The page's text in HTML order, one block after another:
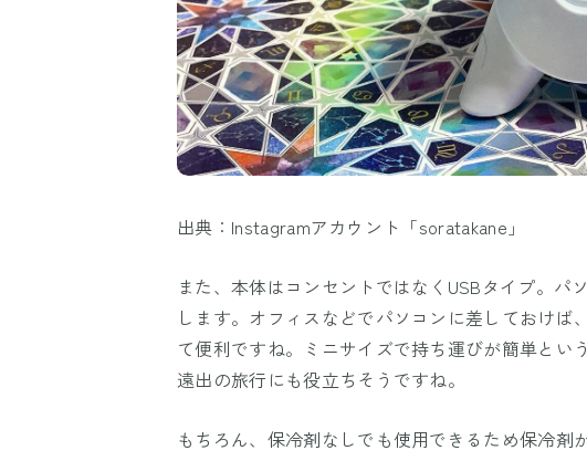
出典：Instagramアカウント「soratakane」
また、本体はコンセントではなくUSBタイプ。パ
します。オフィスなどでパソコンに差しておけば
て便利ですね。ミニサイズで持ち運びが簡単とい
遠出の旅行にも役立ちそうですね。
もちろん、保冷剤なしでも使用できるため保冷剤